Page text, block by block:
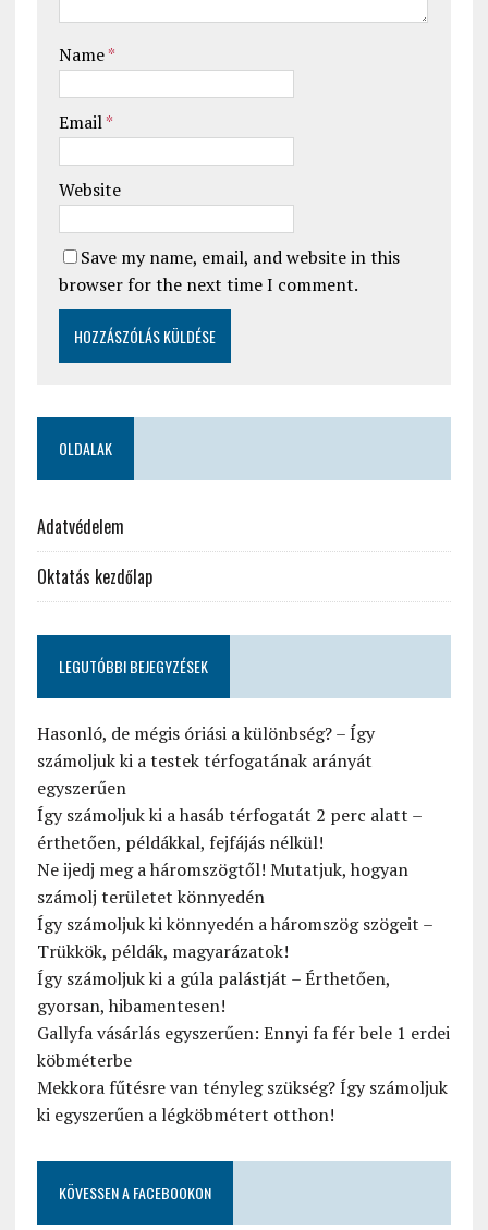
Name*
Email*
Website
Save my name, email, and website in this
browser for the next time I comment.
OLDALAK
Adatvédelem
Oktatás kezdőlap
LEGUTÓBBI BEJEGYZÉSEK
Hasonló, de mégis óriási a különbség? – Így
számoljuk ki a testek térfogatának arányát
egyszerűen
Így számoljuk ki a hasáb térfogatát 2 perc alatt –
érthetően, példákkal, fejfájás nélkül!
Ne ijedj meg a háromszögtől! Mutatjuk, hogyan
számolj területet könnyedén
Így számoljuk ki könnyedén a háromszög szögeit –
Trükkök, példák, magyarázatok!
Így számoljuk ki a gúla palástját – Érthetően,
gyorsan, hibamentesen!
Gallyfa vásárlás egyszerűen: Ennyi fa fér bele 1 erdei
köbméterbe
Mekkora fűtésre van tényleg szükség? Így számoljuk
ki egyszerűen a légköbmétert otthon!
KÖVESSEN A FACEBOOKON